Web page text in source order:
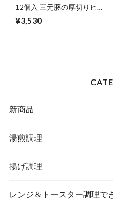
12個入 三元豚の厚切りヒレ
【冷凍】
¥3,530
新商品
湯煎調理
揚げ調理
レンジ＆トースター調理で